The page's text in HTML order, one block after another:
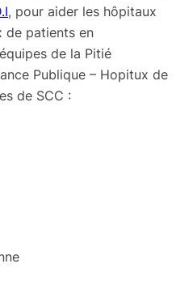
, pour aider les hôpitaux
de patients en
de la Pitié
Publique – Hopitux de
de SCC :